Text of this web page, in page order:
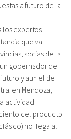
a futuro de la
los expertos –
que va
socias de la
gobernador de
y aun el de
en Mendoza,
actividad
del producto
no llega al